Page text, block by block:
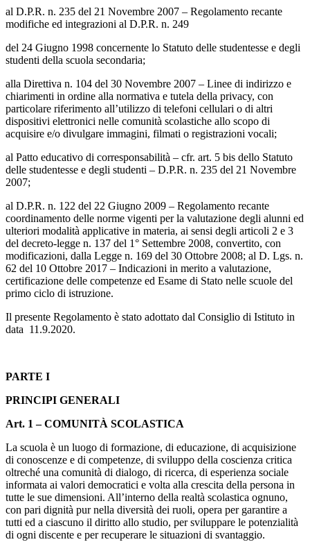
al D.P.R. n. 235 del 21 Novembre 2007 – Regolamento recante
modifiche ed integrazioni al D.P.R. n. 249
del 24 Giugno 1998 concernente lo Statuto delle studentesse e degli
studenti della scuola secondaria;
alla Direttiva n. 104 del 30 Novembre 2007 – Linee di indirizzo e
chiarimenti in ordine alla normativa e tutela della privacy, con
particolare riferimento all’utilizzo di telefoni cellulari o di altri
dispositivi elettronici nelle comunità scolastiche allo scopo di
acquisire e/o divulgare immagini, filmati o registrazioni vocali;
al Patto educativo di corresponsabilità – cfr. art. 5 bis dello Statuto
delle studentesse e degli studenti – D.P.R. n. 235 del 21 Novembre
2007;
al D.P.R. n. 122 del 22 Giugno 2009 – Regolamento recante
coordinamento delle norme vigenti per la valutazione degli alunni ed
ulteriori modalità applicative in materia, ai sensi degli articoli 2 e 3
del decreto-legge n. 137 del 1° Settembre 2008, convertito, con
modificazioni, dalla Legge n. 169 del 30 Ottobre 2008; al D. Lgs. n.
62 del 10 Ottobre 2017 – Indicazioni in merito a valutazione,
certificazione delle competenze ed Esame di Stato nelle scuole del
primo ciclo di istruzione.
Il presente Regolamento è stato adottato dal Consiglio di Istituto in
data 11.9.2020.
PARTE I
PRINCIPI GENERALI
Art. 1 – COMUNITÀ SCOLASTICA
La scuola è un luogo di formazione, di educazione, di acquisizione
di conoscenze e di competenze, di sviluppo della coscienza critica
oltreché una comunità di dialogo, di ricerca, di esperienza sociale
informata ai valori democratici e volta alla crescita della persona in
tutte le sue dimensioni. All’interno della realtà scolastica ognuno,
con pari dignità pur nella diversità dei ruoli, opera per garantire a
tutti ed a ciascuno il diritto allo studio, per sviluppare le potenzialità
di ogni discente e per recuperare le situazioni di svantaggio.